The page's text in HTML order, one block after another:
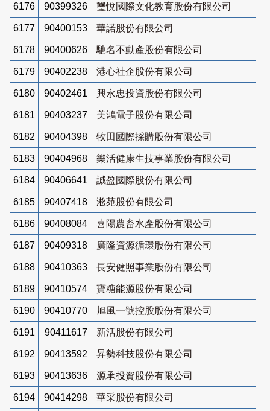
6176 90399326 璽悅國際文化教育股份有限公司
6177 90400153 華諾股份有限公司
6178 90400626 馳名不動產股份有限公司
6179 90402238 港心社企股份有限公司
6180 90402461 興永忠投資股份有限公司
6181 90403237 美鴻電子股份有限公司
6182 90404398 牧田國際採購股份有限公司
6183 90404968 樂活健康生技事業股份有限公司
6184 90406641 誠盈國際股份有限公司
6185 90407418 淞苑股份有限公司
6186 90408084 喜陽農畜水產股份有限公司
6187 90409318 廣隆資源循環股份有限公司
6188 90410363 長安健照事業股份有限公司
6189 90410574 寶糖能源股份有限公司
6190 90410770 旭風一號控股股份有限公司
6191 90411617 新活股份有限公司
6192 90413592 昇勢科技股份有限公司
6193 90413636 源承投資股份有限公司
6194 90414298 華采股份有限公司